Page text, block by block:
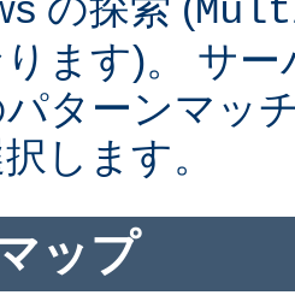
ます)。 サ
ターンマッ
します。
ップ